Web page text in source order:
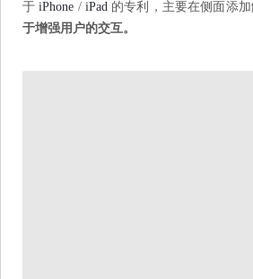
于iPhone / iPad的专利，主要在侧面添
于增强用户的交互。